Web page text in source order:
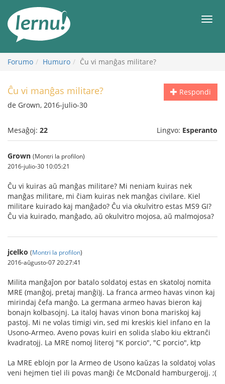
enhavo
Forumo Humuro Ĉu vi manĝas militare?
Respondi
Ĉu vi manĝas militare?
de Grown, 2016-julio-30
Mesaĝoj: 22 Lingvo: Esperanto
Grown (Montri la profilon)
2016-julio-30 10:05:21
Ĉu vi kuiras aŭ manĝas militare? Mi neniam kuiras nek
manĝas militare, mi ĉiam kuiras nek manĝas civilare. Kiel
militare kuirado kaj manĝado? Ĉu via okulvitro estas MS9 GI?
Ĉu via kuirado, manĝado, aŭ okulvitro mojosa, aŭ malmojosa?
jcelko (Montri la profilon)
2016-aŭgusto-07 20:27:41
Milita manĝaĵon por batalo soldatoj estas en skatoloj nomita
MRE (manĝoj, pretaj manĝi)j. La franca armeo havas vinon kaj
mirindaj ĉefa manĝo. La germana armeo havas bieron kaj
bonajn kolbasojnj. La italoj havas vinon bona mariskoj kaj
pastoj. Mi ne volas timigi vin, sed mi kreskis kiel infano en la
Usono-Armeo. Aveno povas kuiri en solida slabo kiu ektranĉi
kvadratojj. La MRE nomoj literoj "K porcio", "C porcio", ktp
La MRE eblojn por la Armeo de Usono kaŭzas la soldatoj volas
veni hejmen tiel ili povas manĝi ĉe McDonald hamburgerojj. ;(